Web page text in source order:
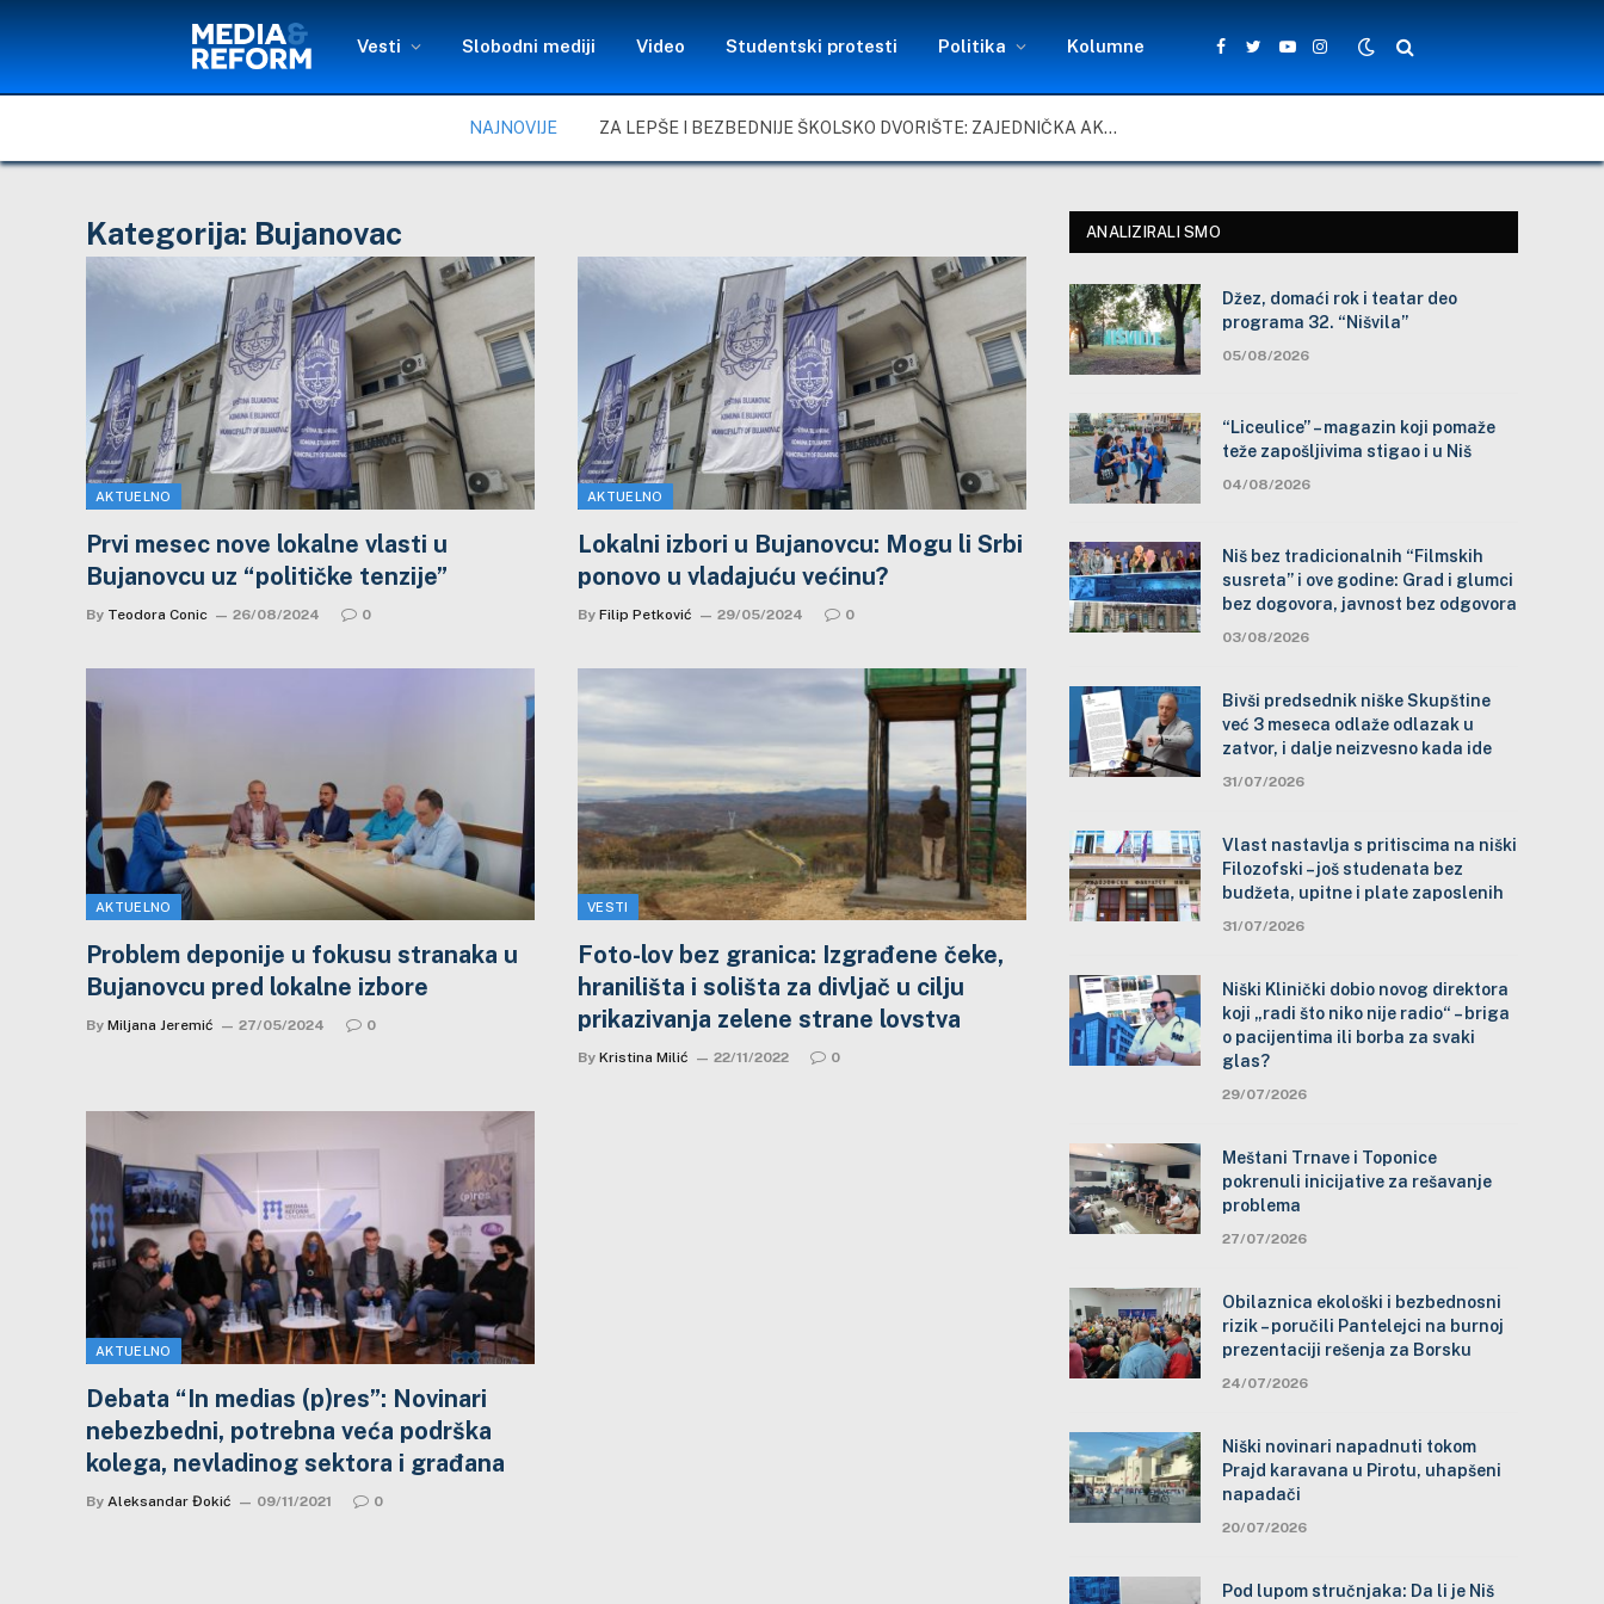
Vesti Slobodni mediji Video Studentski protesti Politika Kolumne
Facebook
TwitterYouTubeInstagram
NAJNOVIJE ZA LEPŠE I BEZBEDNIJE ŠKOLSKO DVORIŠTE: ZAJEDNIČKA AKCIJA MEŠTANA, NASTAVNIKA I ĐAKA U SELU VLASE KOD VRANJA
Kategorija: Bujanovac
AKTUELNO
Prvi mesec nove lokalne vlasti u
Bujanovcu uz “političke tenzije”
By Teodora Conic 26/08/2024 0
AKTUELNO
Lokalni izbori u Bujanovcu: Mogu li Srbi
ponovo u vladajuću većinu?
By Filip Petković 29/05/2024 0
AKTUELNO
Problem deponije u fokusu stranaka u
Bujanovcu pred lokalne izbore
By Miljana Jeremić 27/05/2024 0
VESTI
Foto-lov bez granica: Izgrađene čeke,
hranilišta i solišta za divljač u cilju
prikazivanja zelene strane lovstva
By Kristina Milić 22/11/2022 0
AKTUELNO
Debata “In medias (p)res”: Novinari
nebezbedni, potrebna veća podrška
kolega, nevladinog sektora i građana
By Aleksandar Đokić 09/11/2021 0
ANALIZIRALI SMO
Džez, domaći rok i teatar deo
programa 32. “Nišvila”
05/08/2026
“Liceulice” – magazin koji pomaže
teže zapošljivima stigao i u Niš
04/08/2026
Niš bez tradicionalnih “Filmskih
susreta” i ove godine: Grad i glumci
bez dogovora, javnost bez odgovora
03/08/2026
Bivši predsednik niške Skupštine
već 3 meseca odlaže odlazak u
zatvor, i dalje neizvesno kada ide
31/07/2026
Vlast nastavlja s pritiscima na niški
Filozofski – još studenata bez
budžeta, upitne i plate zaposlenih
31/07/2026
Niški Klinički dobio novog direktora
koji „radi što niko nije radio“ – briga
o pacijentima ili borba za svaki
glas?
29/07/2026
Meštani Trnave i Toponice
pokrenuli inicijative za rešavanje
problema
27/07/2026
Obilaznica ekološki i bezbednosni
rizik – poručili Pantelejci na burnoj
prezentaciji rešenja za Borsku
24/07/2026
Niški novinari napadnuti tokom
Prajd karavana u Pirotu, uhapšeni
napadači
20/07/2026
Pod lupom stručnjaka: Da li je Niš